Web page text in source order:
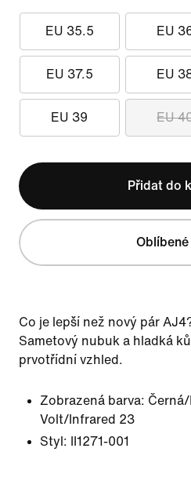
EU 35.5 EU
EU 37.5 EU
EU 39 EU
Přidat do
Oblíbené
Co je lepší než nový pár
Sametový nubuk a hladká
prvotřídní vzhled.
Zobrazená barva:
Volt/Infrared 23
Styl:
II1271-001